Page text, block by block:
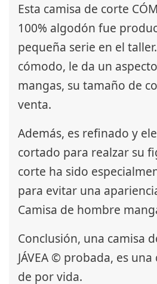
Esta camisa de corte
100% algodón fue
pequeña serie en el
cómodo, le da un
mangas, su tamaño de
venta.
Además, es refinado y
cortado para realzar su
corte ha sido
para evitar una
Camisa de hombre
Conclusión, una camisa
JÁVEA © probada, es
de por vida.